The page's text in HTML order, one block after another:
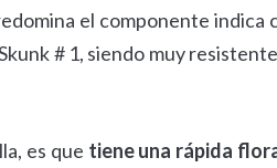
el componente indica
# 1, siendo muy
es que tiene una rápida